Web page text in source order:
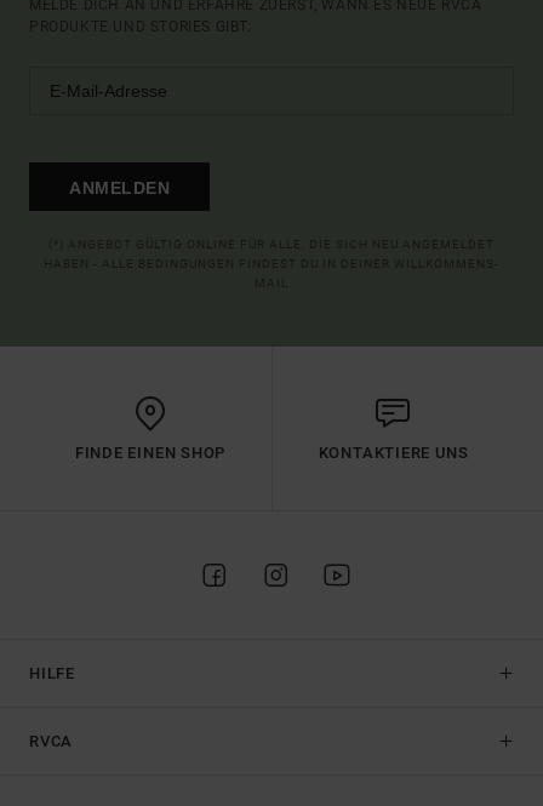
MELDE DICH AN UND ERFAHRE ZUERST, WANN ES NEUE RVCA
PRODUKTE UND STORIES GIBT.
ANMELDEN
FINDE EINEN SHOP KONTAKTIERE UNS
HILFE
RVCA